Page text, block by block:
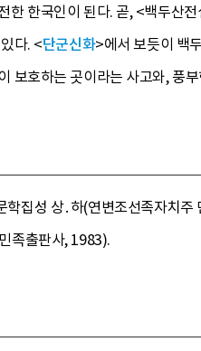
한 한국인이 된다. 곧, <백두산
다. <단군신화>에서 보듯이 백
보호하는 곳이라는 사고와, 풍
학집성 상․하(연변조선족자치
족출판사, 1983).